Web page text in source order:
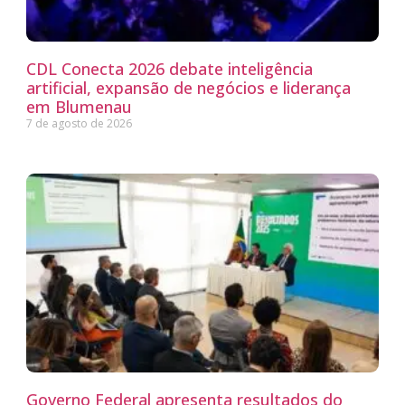
CDL Conecta 2026 debate inteligência
artificial, expansão de negócios e liderança
em Blumenau
7 de agosto de 2026
Governo Federal apresenta resultados do